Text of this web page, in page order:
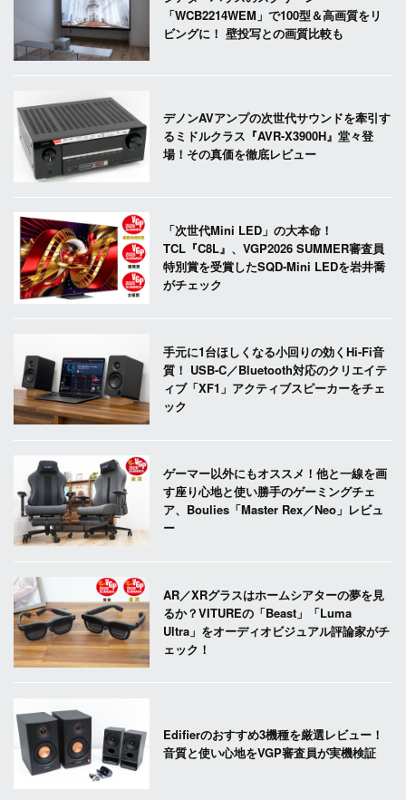
「WCB2214WEM」で100型＆高画質をリ
ビングに！ 壁投写との画質比較も
デノンAVアンプの次世代サウンドを牽引す
るミドルクラス『AVR-X3900H』堂々登
場！その真価を徹底レビュー
「次世代Mini LED」の大本命！
TCL『C8L』、VGP2026 SUMMER審査員
特別賞を受賞したSQD-Mini LEDを岩井喬
がチェック
手元に1台ほしくなる小回りの効くHi-Fi音
質！ USB-C／Bluetooth対応のクリエイテ
ィブ「XF1」アクティブスピーカーをチェ
ック
ゲーマー以外にもオススメ！他と一線を画
す座り心地と使い勝手のゲーミングチェ
ア、Boulies「Master Rex／Neo」レビュ
ー
AR／XRグラスはホームシアターの夢を見
るか？VITUREの「Beast」「Luma
Ultra」をオーディオビジュアル評論家がチ
ェック！
Edifierのおすすめ3機種を厳選レビュー！
音質と使い心地をVGP審査員が実機検証